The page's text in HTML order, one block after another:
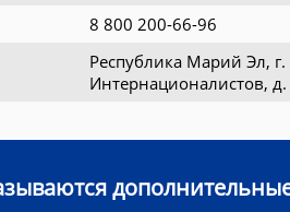
8 800 200-66-96
Республика Марий Эл,
Интернационалистов, д.